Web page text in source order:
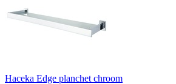
Haceka Edge planchet chroom